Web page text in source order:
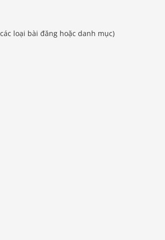
loại bài đăng hoặc danh mục)